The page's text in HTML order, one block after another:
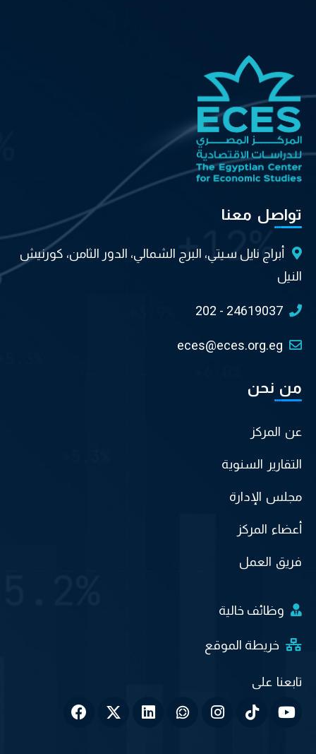
تواصل معنا
أبراج نايل سيتي، البرج الشمالي، الدور الثامن، كورنيش
النيل
202 - 24619037
eces@eces.org.eg
من نحن
عن المركز
التقارير السنوية
مجلس الإدارة
أعضاء المركز
فريق العمل
وظائف خالية
خريطة الموقع